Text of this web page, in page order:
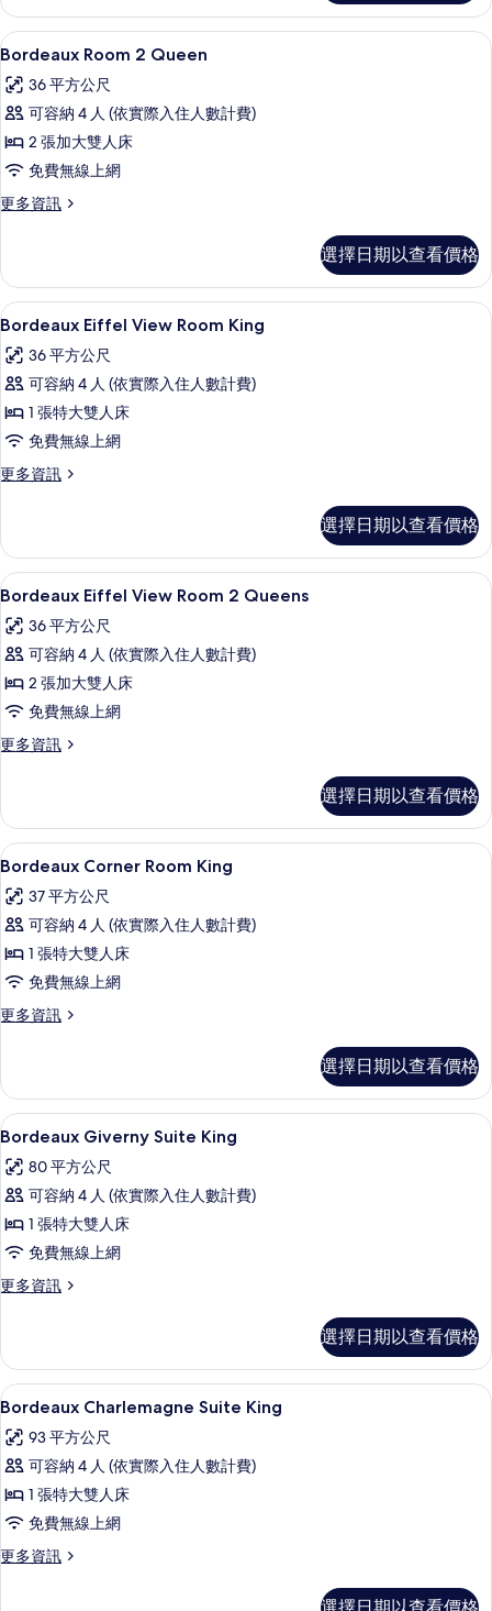
片
King
的
詳
顯
示
Bordeaux
Room
2
Queen
的
相
片
高級寢具、迷你吧、客房內保險箱、書
4
Bordeaux Room 2 Queen
36 平方公尺
可容納 4 人 (依實際入住人數計費)
2 張加大雙人床
免費無線上網
更多資訊
更
2
Queen
的
情
選擇日期以查看價格
顯
示
Bordeaux
Eiffel
View
Room
King
有
相
片
Bordeaux Eiffel View Room King | 高
4
Bordeaux Eiffel View Room King
36 平方公尺
可容納 4 人 (依實際入住人數計費)
1 張特大雙人床
免費無線上網
更多資訊
更
View
Room
King
詳
情
選擇日期以查看價格
顯
示
Bordeaux
Eiffel
View
Room
2
所
有
相
片
高級寢具、迷你吧、客房內保險箱、書
5
Bordeaux Eiffel View Room 2 Queens
36 平方公尺
可容納 4 人 (依實際入住人數計費)
2 張加大雙人床
免費無線上網
更多資訊
更
View
Room
2
的
詳
選擇日期以查看價格
顯
示
Bordeaux
Corner
Room
King
的
相
片
高級寢具、迷你吧、客房內保險箱、書
4
Bordeaux Corner Room King
37 平方公尺
可容納 4 人 (依實際入住人數計費)
1 張特大雙人床
免費無線上網
更多資訊
更
Room
King
的
情
選擇日期以查看價格
顯
示
Bordeaux
Giverny
Suite
King
的
相
片
高級寢具、迷你吧、客房內保險箱、書
4
Bordeaux Giverny Suite King
80 平方公尺
可容納 4 人 (依實際入住人數計費)
1 張特大雙人床
免費無線上網
更多資訊
更
Suite
King
的
情
選擇日期以查看價格
顯
示
Bordeaux
Charlemagne
Suite
King
的
Bordeaux Charlemagne Suite King |
4
Bordeaux Charlemagne Suite King
93 平方公尺
可容納 4 人 (依實際入住人數計費)
1 張特大雙人床
免費無線上網
更多資訊
更